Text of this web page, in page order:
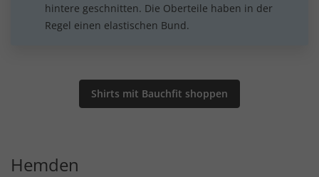
hintere geschnitten. Die Oberteile haben in der
Regel einen elastischen Bund.
Shirts mit Bauchfit shoppen
Hemden